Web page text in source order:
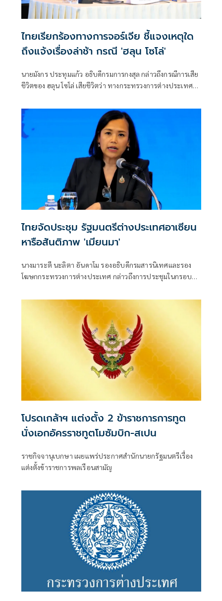
ไทยเรียกร้องทางการจอร์เจีย ชี้แจงเหตุใด
ถึงแจ้งเรื่องล่าช้า กรณี 'ฮลุน โซโล่'
นายมังกร ประทุมแก้ว อธิบดีกรมการกงสุล กล่าวถึงกรณีการเสีย
ชีวิตของ ฮลุน โซโล่ เสียชีวิตว่า ทางกระทรวงการต่างประเทศ
พวงเกตุแก้ว รองนายกฯ และ รมว.ต่างประเทศ จะหาโอกาสพูด
คุยกับครอบครัวผู้สูญเสียอีกครั้งหนึ่ง
ไทยจัดประชุม รัฐมนตรีต่างประเทศอาเซียน
หารือสันติภาพ 'เมียนมา'
นางมาระตี นะลิตา อันดาโม รองอธิบดีกรมสารนิเทศและรอง
โฆษกกระทรวงการต่างประเทศ กล่าวถึงการประชุมในกรอบ
ข่าวสารเมื่อเช้านี้ว่า นายสีหศักดิ์ พวงเกตุแก้ว รองนายกรัฐมนตรี
และรัฐมนตรีว่าการกระทรวงการต่างประเทศ
โปรดเกล้าฯ แต่งตั้ง 2 ข้าราชการการทูต
นั่งเอกอัครราชทูตโมซัมบิก-สเปน
ราชกิจจานุเบกษา เผยแพร่ประกาศสำนักนายกรัฐมนตรีเรื่อง
แต่งตั้งข้าราชการพลเรือนสามัญ